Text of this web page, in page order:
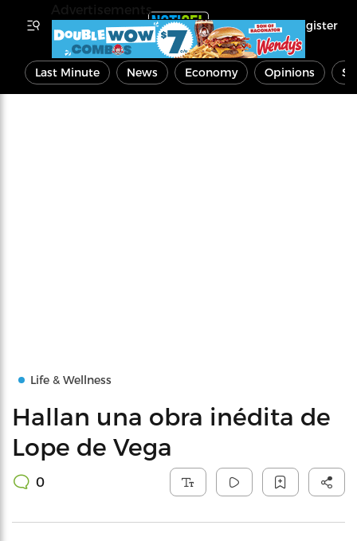
Register
Last Minute News Economy Opinions
Life & Wellness
Hallan una obra inédita de
Lope de Vega
0
Advertisements